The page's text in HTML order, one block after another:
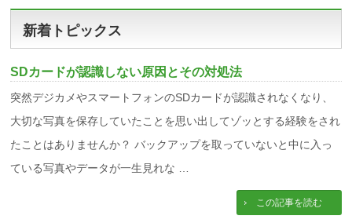
新着トピックス
SDカードが認識しない原因とその対処法
突然デジカメやスマートフォンのSDカードが認識されなくなり、
大切な写真を保存していたことを思い出してゾッとする経験をされ
たことはありませんか？ バックアップを取っていないと中に入っ
ている写真やデータが一生見れな …
この記事を読む